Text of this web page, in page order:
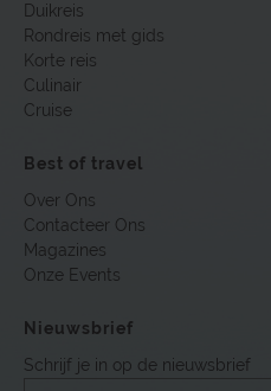
Duikreis
Rondreis met gids
Korte reis
Culinair
Cruise
Best of travel
Over Ons
Contacteer Ons
Magazines
Onze Events
Nieuwsbrief
Schrijf je in op de nieuwsbrief